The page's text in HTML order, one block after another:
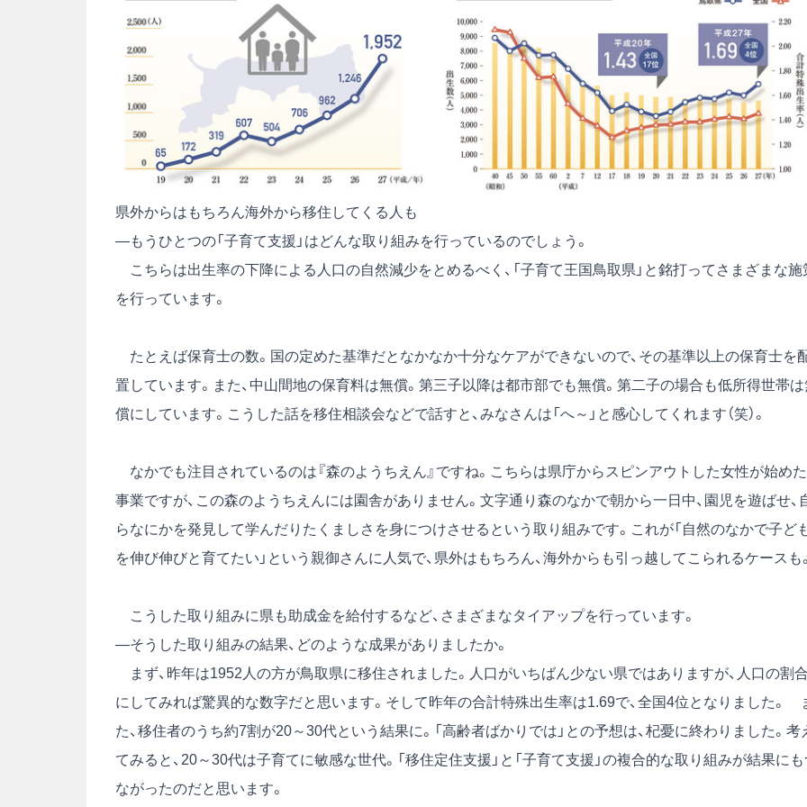
県外からはもちろん海外から移住してくる人も
―もうひとつの「子育て支援」はどんな取り組みを行っているのでしょう。
こちらは出生率の下降による人口の自然減少をとめるべく、「子育て王国鳥取県」と銘打ってさまざまな施
を行っています。
たとえば保育士の数。国の定めた基準だとなかなか十分なケアができないので、その基準以上の保育士を
置しています。また、中山間地の保育料は無償。第三子以降は都市部でも無償。第二子の場合も低所得世帯
償にしています。こうした話を移住相談会などで話すと、みなさんは「へ～」と感心してくれます（笑）。
なかでも注目されているのは『森のようちえん』ですね。こちらは県庁からスピンアウトした女性が始めた
事業ですが、この森のようちえんには園舎がありません。文字通り森のなかで朝から一日中、園児を遊ばせ、
らなにかを発見して学んだりたくましさを身につけさせるという取り組みです。これが「自然のなかで子ど
を伸び伸びと育てたい」という親御さんに人気で、県外はもちろん、海外からも引っ越してこられるケースも。
こうした取り組みに県も助成金を給付するなど、さまざまなタイアップを行っています。
―そうした取り組みの結果、どのような成果がありましたか。
まず、昨年は1952人の方が鳥取県に移住されました。人口がいちばん少ない県ではありますが、人口の割合
にしてみれば驚異的な数字だと思います。そして昨年の合計特殊出生率は1.69で、全国4位となりました。
た、移住者のうち約7割が20～30代という結果に。「高齢者ばかりでは」との予想は、杞憂に終わりました。考
てみると、20～30代は子育てに敏感な世代。「移住定住支援」と「子育て支援」の複合的な取り組みが結果にも
ながったのだと思います。